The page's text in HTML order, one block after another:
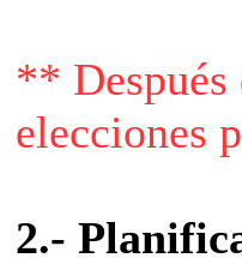
** Después
elecciones
2.-